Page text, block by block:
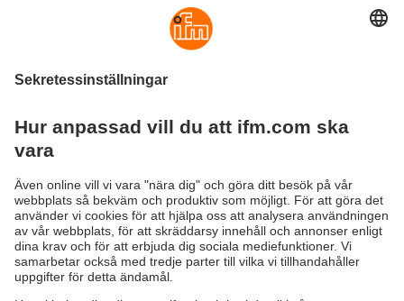
Inget Smart Maintenance utan smarta
givare, eller hur?
Första steget till ert smarta underhåll börjar
Inspelning
tillgänglig
kompressorer och pumpar med minimal
insats
Hållbarhet